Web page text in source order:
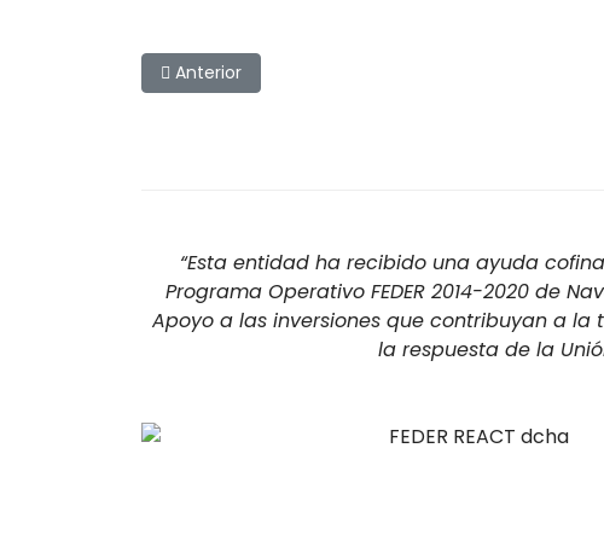
Artículo anterior: Los alumnos de Agroforestal
Anterior
“Esta entidad ha recibido una ayuda
Programa Operativo FEDER 2014-2020 de
Apoyo a las inversiones que contribuyan a
la respuesta de la